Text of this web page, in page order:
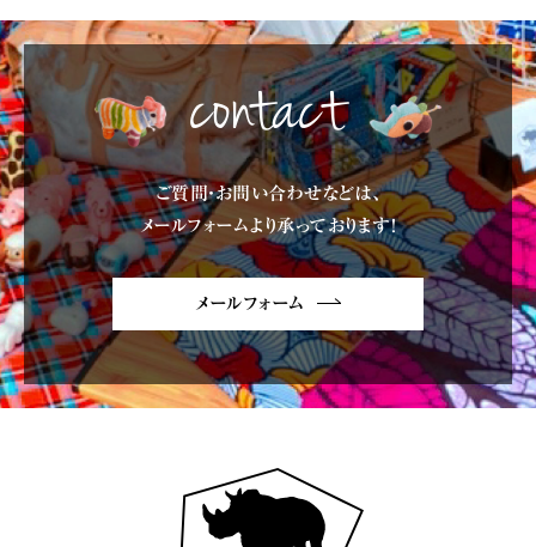
contact
ご質問・お問い合わせなどは、
メールフォームより承っております!
メールフォーム